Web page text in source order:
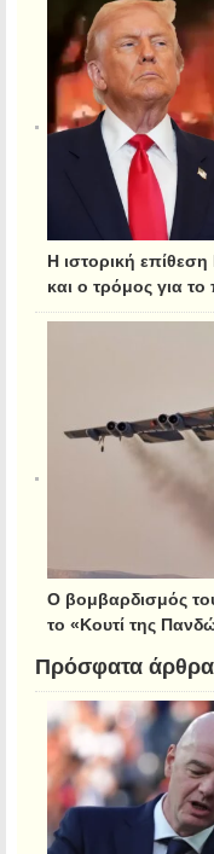
Η ιστορική
και ο τρόμος για το
Ο βομβαρδισμός
το «Κουτί της
Πρόσφατα άρθρα